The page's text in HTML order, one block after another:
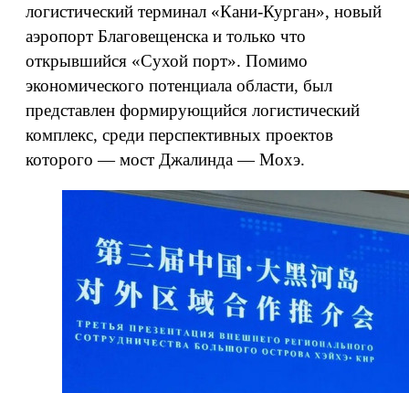
логистический терминал «Кани-Курган», новый
аэропорт Благовещенска и только что
открывшийся «Сухой порт». Помимо
экономического потенциала области, был
представлен формирующийся логистический
комплекс, среди перспективных проектов
которого — мост Джалинда — Мохэ.